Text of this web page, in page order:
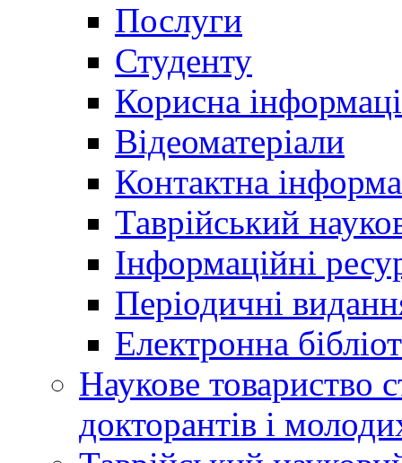
Послуги
Студенту
Корисна
Відеоматеріали
Контактна
Таврійський
Інформаційні
Періодичні
Електронна
Наукове товариство
докторантів і